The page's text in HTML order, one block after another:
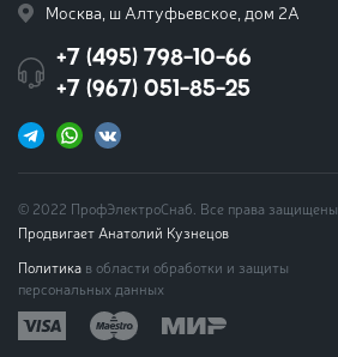
Москва, ш Алтуфьевское, дом 2А
+7 (495) 798-10-66
+7 (967) 051-85-25
© 2022 ПрофЭлектроСнаб. Все права защищены
Продвигает Анатолий Кузнецов
Политика в области обработки и защиты
персональных данных